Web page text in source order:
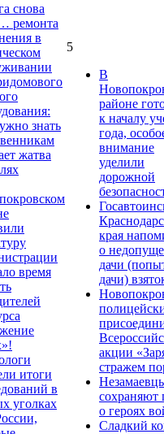
снова
ремонта
в
знать
жатва
время
итоги
в
уголках
5
В
районе
к началу
года,
внимание
уделили
дорожной
края
о
дачи
дачи)
акции
стражем
сохраняют
о героях
Сладкий